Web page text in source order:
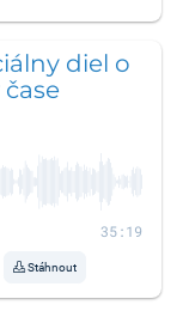
diel o
35:19
Stáhnout